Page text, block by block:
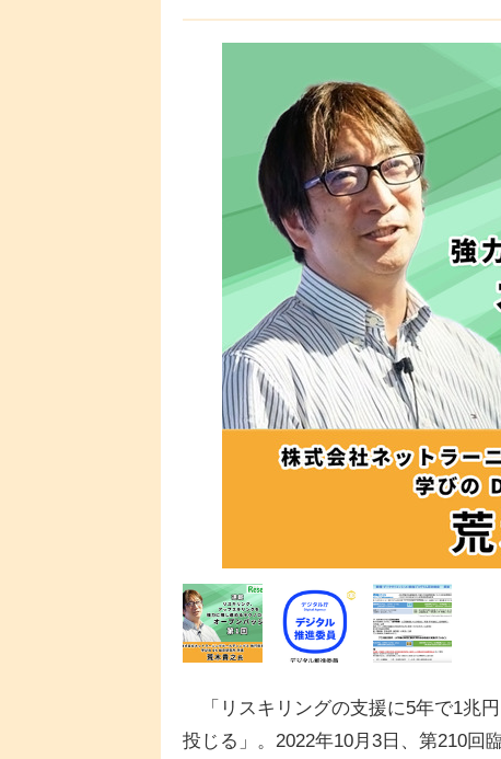
「リスキリングの支援に5年で1兆
投じる」。2022年10月3日、第210回